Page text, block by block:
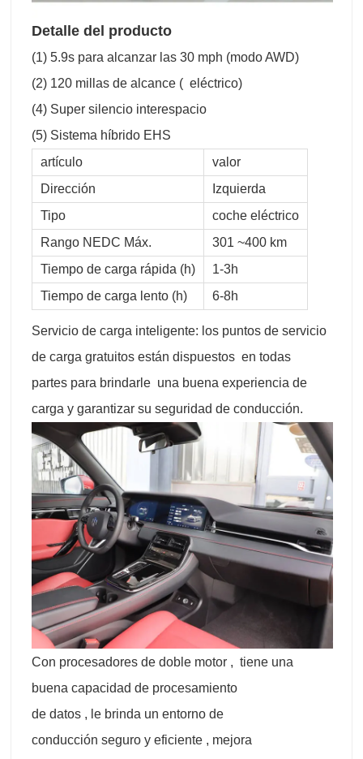
Detalle del producto
(1) 5.9s para alcanzar las 30 mph (modo AWD)
(2) 120 millas de alcance ( eléctrico)
(4) Super silencio interespacio
(5) Sistema híbrido EHS
artículo
valor
Dirección
Izquierda
Tipo
coche eléctrico
Rango NEDC Máx.
301 ~400 km
Tiempo de carga rápida (h)
1-3h
Tiempo de carga lento (h)
6-8h
Servicio de carga inteligente: los puntos de servicio
de carga gratuitos están dispuestos en todas
partes para brindarle una buena experiencia de
carga y garantizar su seguridad de conducción.
Con procesadores de doble motor , tiene una
buena capacidad de procesamiento
de datos , le brinda un entorno de
conducción seguro y eficiente , mejora